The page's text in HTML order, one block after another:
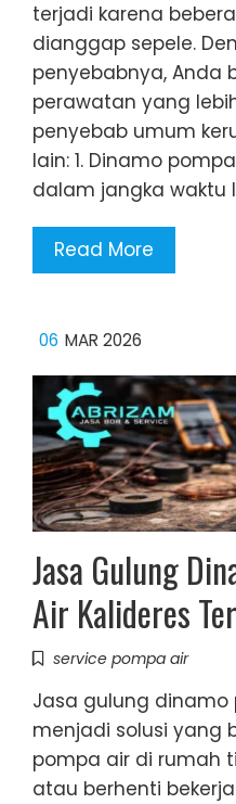
terjadi karena
dianggap sepele.
penyebabnya, Anda
perawatan yang
penyebab umum
lain: 1. Dinamo
dalam jangka waktu
Read More
06 MAR 2026
Jasa Gulung
Air Kalideres
service pompa air
Jasa gulung dinamo
menjadi solusi yang
pompa air di rumah
atau berhenti